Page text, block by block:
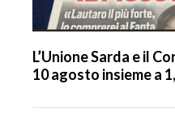
L’Unione Sarda e il
10 agosto insieme a